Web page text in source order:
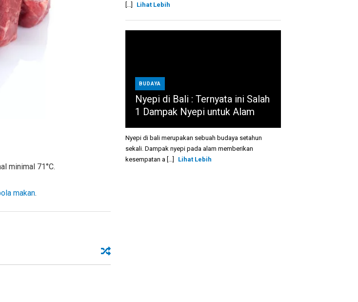
minimal 71°C.
makan.
Lihat Lebih
BUDAYA
Nyepi di Bali : Ternyata ini Salah
1 Dampak Nyepi untuk Alam
Nyepi di bali merupakan sebuah budaya setahun
sekali. Dampak nyepi pada alam memberikan
kesempatan a [...]
Lihat Lebih